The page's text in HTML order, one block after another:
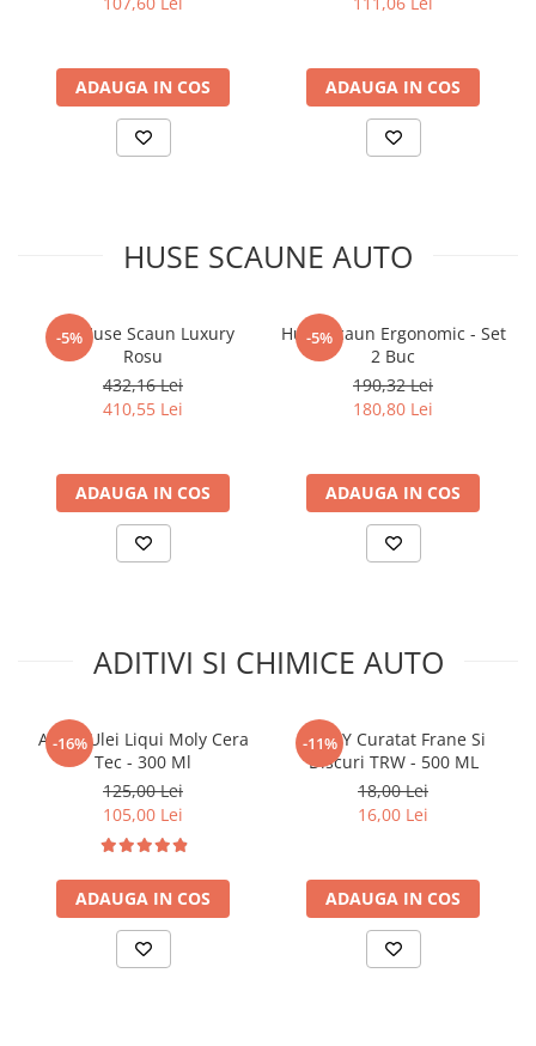
ADAUGA IN COS ADAUGA IN COS
HUSE SCAUNE AUTO
-5%
Set Huse Scaun Luxury
Rosu
432,16 Lei
410,55 Lei
ADAUGA IN COS
-5%
Huse Scaun Ergonomic - Set
2 Buc
190,32 Lei
180,80 Lei
ADAUGA IN COS
ADITIVI SI CHIMICE AUTO
-16%
Aditiv Ulei Liqui Moly Cera
Tec - 300 Ml
125,00 Lei
105,00 Lei
ADAUGA IN COS
-11%
SPRAY Curatat Frane Si
Discuri TRW - 500 ML
18,00 Lei
16,00 Lei
ADAUGA IN COS